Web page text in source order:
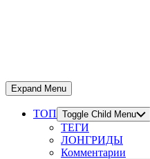
Expand Menu
ТОП Toggle Child Menu
ТЕГИ
ЛОНГРИДЫ
Комментарии